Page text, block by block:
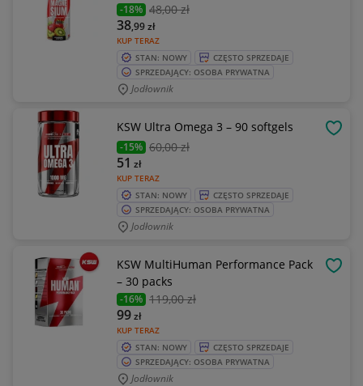
-18% 48,00 zł
KUP TERAZ
38,99zł
STAN: NOWY
CZĘSTO SPRZEDAJE
SPRZEDAJĄCY: OSOBA PRYWATNA
Jodłownik
KSW Ultra Omega 3 – 90 softgels
-15% 60,00 zł
KUP TERAZ
51 zł
STAN: NOWY
CZĘSTO SPRZEDAJE
SPRZEDAJĄCY: OSOBA PRYWATNA
Jodłownik
KSW MultiHuman Performance Pack
– 30 packs
-16% 119,00 zł
KUP TERAZ
99zł
STAN: NOWY
CZĘSTO SPRZEDAJE
SPRZEDAJĄCY: OSOBA PRYWATNA
Jodłownik